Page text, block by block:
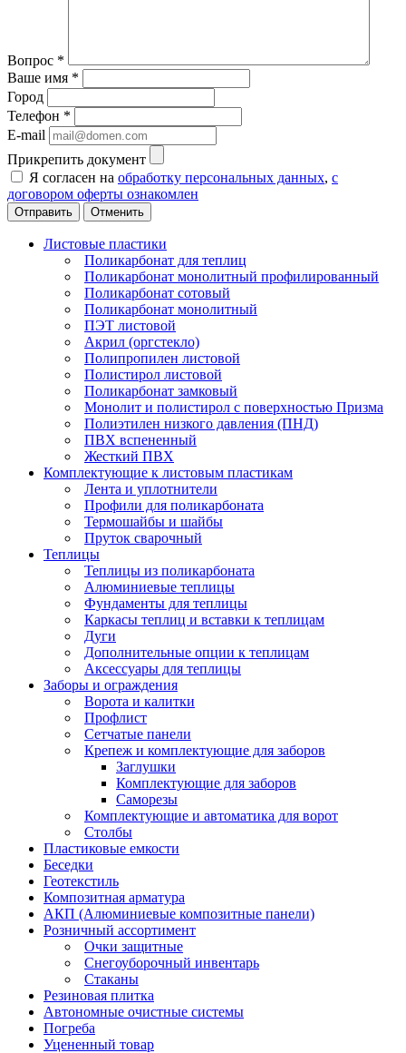
Вопрос *
Ваше имя *
Город
Телефон *
E-mail
Прикрепить документ
Я согласен на обработку персональных данных, с
договором оферты ознакомлен
Отменить
Листовые пластики
Поликарбонат для теплиц
Поликарбонат монолитный профилированный
Поликарбонат сотовый
Поликарбонат монолитный
ПЭТ листовой
Акрил (оргстекло)
Полипропилен листовой
Полистирол листовой
Поликарбонат замковый
Монолит и полистирол с поверхностью Призма
Полиэтилен низкого давления (ПНД)
ПВХ вспененный
Жесткий ПВХ
Комплектующие к листовым пластикам
Лента и уплотнители
Профили для поликарбоната
Термошайбы и шайбы
Пруток сварочный
Теплицы
Теплицы из поликарбоната
Алюминиевые теплицы
Фундаменты для теплицы
Каркасы теплиц и вставки к теплицам
Дуги
Дополнительные опции к теплицам
Аксессуары для теплицы
Заборы и ограждения
Ворота и калитки
Профлист
Сетчатые панели
Крепеж и комплектующие для заборов
Заглушки
Комплектующие для заборов
Саморезы
Комплектующие и автоматика для ворот
Столбы
Пластиковые емкости
Беседки
Геотекстиль
Композитная арматура
АКП (Алюминиевые композитные панели)
Розничный ассортимент
Очки защитные
Снегоуборочный инвентарь
Стаканы
Резиновая плитка
Автономные очистные системы
Погреба
Уцененный товар